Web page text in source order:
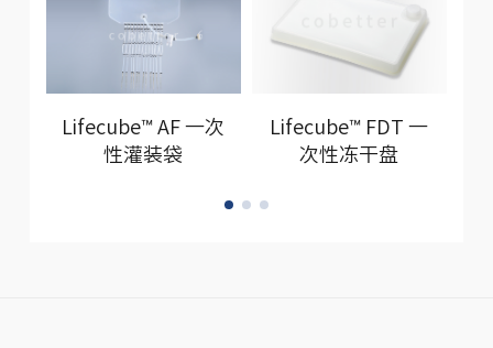
Lifecube™ AF 一次
性灌装袋
Lifecube™ FDT 一
次性冻干盘